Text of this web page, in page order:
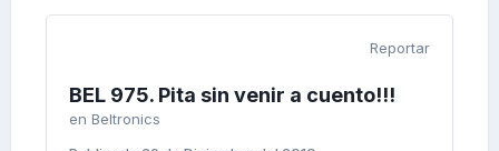
Reportar
BEL 975. Pita sin venir a cuento!!!
en Beltronics